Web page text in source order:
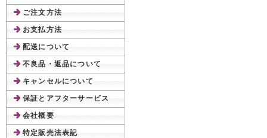
ご注文方法
お支払方法
配送について
不良品・返品について
キャンセルについて
保証とアフターサービス
会社概要
特定販売法表記